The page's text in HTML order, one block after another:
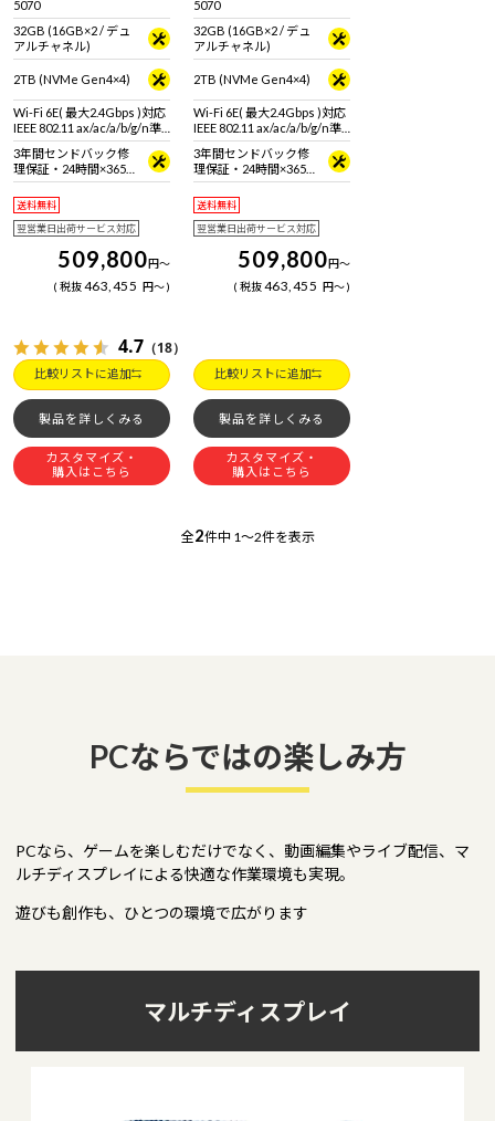
5070
32GB (16GB×2 / デュ
アルチャネル)
2TB (NVMe Gen4×4)
Wi-Fi 6E( 最大2.4Gbps )対応
IEEE 802.11 ax/ac/a/b/g/n準
拠 ＋ Bluetooth 5内蔵
3年間センドバック修
理保証・24時間×365
日電話サポート
送料無料
翌営業日出荷サービス対応
509,800円～
税抜463,455 円～
4.7 （18）
比較リストに追加
製品を詳しくみる
カスタマイズ・
購入はこちら
5070
32GB (16GB×2 / デュ
アルチャネル)
2TB (NVMe Gen4×4)
Wi-Fi 6E( 最大2.4Gbps )対応
IEEE 802.11 ax/ac/a/b/g/n準
拠 ＋ Bluetooth 5内蔵
3年間センドバック修
理保証・24時間×365
日電話サポート
送料無料
翌営業日出荷サービス対応
509,800円～
税抜463,455 円～
比較リストに追加
製品を詳しくみる
カスタマイズ・
購入はこちら
全2件中 1～2件を表示
PCならではの楽しみ方
PCなら、ゲームを楽しむだけでなく、 動画編集やライブ配信、 マ
ルチディスプレイによる快適な作業環境も実現。
遊びも創作も、ひとつの環境で広がります
マルチディスプレイ